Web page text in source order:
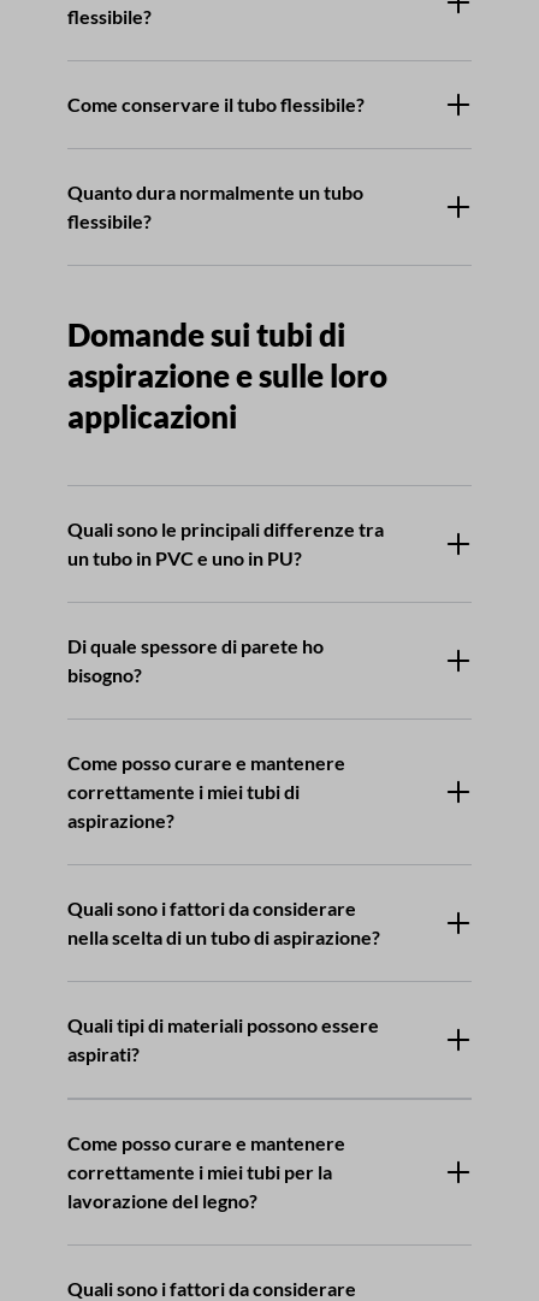
flessibile?
Come conservare il tubo flessibile?
Quanto dura normalmente un tubo
flessibile?
Domande sui tubi di
aspirazione e sulle loro
applicazioni
Quali sono le principali differenze tra
un tubo in PVC e uno in PU?
Di quale spessore di parete ho
bisogno?
Come posso curare e mantenere
correttamente i miei tubi di
aspirazione?
Quali sono i fattori da considerare
nella scelta di un tubo di aspirazione?
Quali tipi di materiali possono essere
aspirati?
Come posso curare e mantenere
correttamente i miei tubi per la
lavorazione del legno?
Quali sono i fattori da considerare